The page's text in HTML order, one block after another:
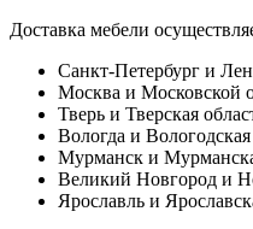
Доставка мебели
Санкт-Петербург и
Москва и Московской
Тверь и Тверская
Вологда и Вологодская
Мурманск и
Великий Новгород и
Ярославль и